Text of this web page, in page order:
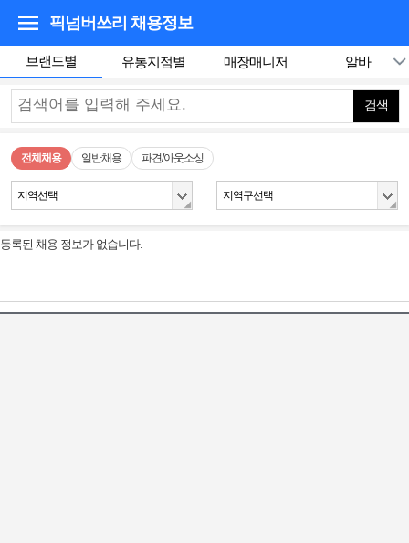
픽넘버쓰리 채용정보
브랜드별 유통지점별 매장매니저 알바
검색
전체채용 일반채용 파견/아웃소싱
지역선택 지역구선택
등록된 채용 정보가 없습니다.